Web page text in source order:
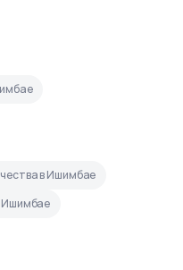
в Ишимбае
Ишимбае